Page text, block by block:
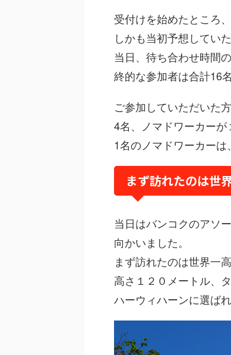
受付けを始めたところ
しかも当初予想してい
当日、待ち合わせ時間
終的な参加者は合計16
ご参加していただいた
4名、ノマドワーカーが
1名のノマドワーカーは
まず訪れたのは世
当日はバンコクのアソ
向かいました。
まず訪れたのは世界一
高さ１２０メートル、
ハーウィハーンに選ば